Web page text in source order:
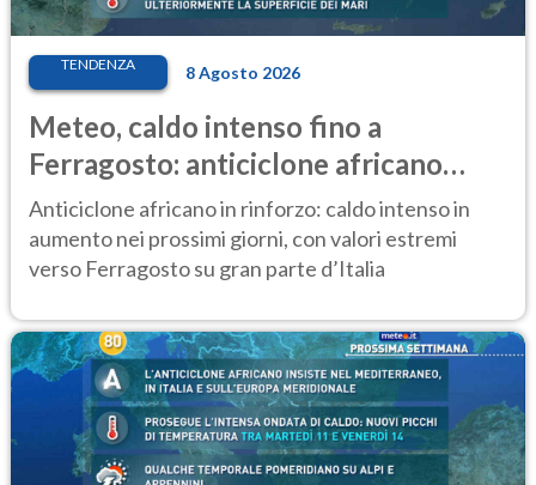
TENDENZA 8 Agosto 2026
Meteo, caldo intenso fino a
Ferragosto: anticiclone africano
ancora protagonista
Anticiclone africano in rinforzo: caldo intenso in
aumento nei prossimi giorni, con valori estremi
verso Ferragosto su gran parte d’Italia